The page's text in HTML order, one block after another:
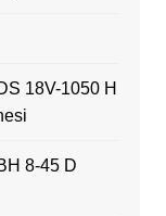
18V-1050 H
8-45 D